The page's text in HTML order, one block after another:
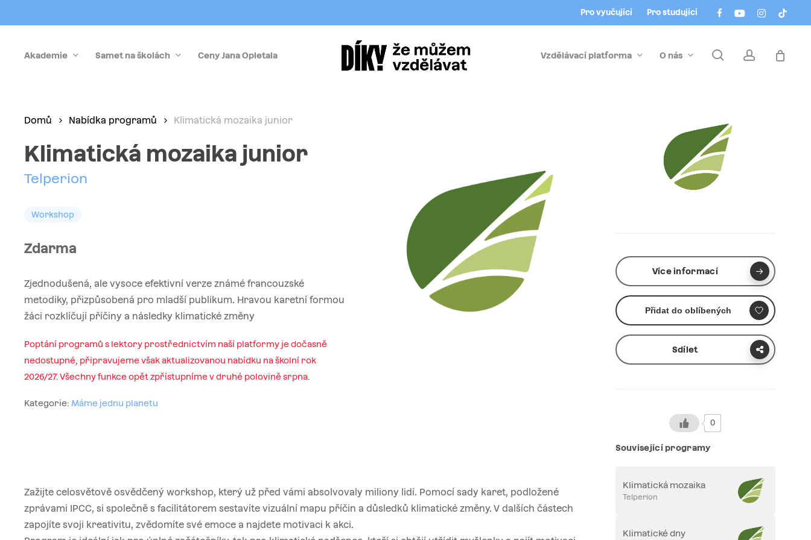
to
content
facebookyoutubeinstagram
tiktok
Pro vyučující Pro studující
Akademie Samet na školách Ceny Jana Opletala Vzdělávací platforma O nás searchaccount
Domů Nabídka programů Klimatická mozaika junior
Klimatická mozaika junior
Telperion
Workshop
Zdarma
Zjednodušená, ale vysoce efektivní verze známé francouzské
metodiky, přizpůsobená pro mladší publikum. Hravou karetní formou
žáci rozklíčují příčiny a následky klimatické změny
Poptání programů s lektory prostřednictvím naší platformy je dočasně
nedostupné, připravujeme však aktualizovanou nabídku na školní rok
2026/27. Všechny funkce opět zpřístupníme v druhé polovině srpna.
Kategorie: Máme jednu planetu
Zažijte celosvětově osvědčený workshop, který už před vámi absolvovaly miliony lidí. Pomocí sady karet, podložené
zprávami IPCC, si společně s facilitátorem sestavíte vizuální mapu příčin a důsledků klimatické změny. V dalších částech
zapojíte svoji kreativitu, zvědomíte své emoce a najdete motivaci k akci.
Více informací
Přidat do oblíbených
Sdílet
0
Související programy
Klimatická mozaika
Telperion
Klimatické dny
Menu